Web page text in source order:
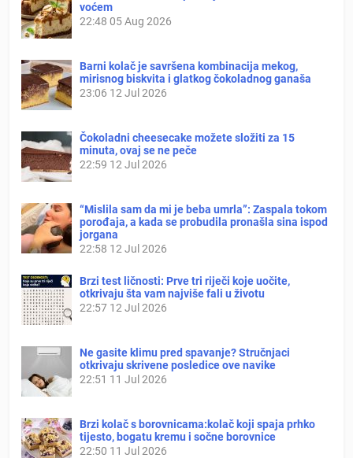
voćem
22:48 05 Aug 2026
Barni kolač je savršena kombinacija mekog,
mirisnog biskvita i glatkog čokoladnog ganaša
23:06 12 Jul 2026
Čokoladni cheesecake možete složiti za 15
minuta, ovaj se ne peče
22:59 12 Jul 2026
“Mislila sam da mi je beba umrla”: Zaspala tokom
porođaja, a kada se probudila pronašla sina ispod
jorgana
22:58 12 Jul 2026
Brzi test ličnosti: Prve tri riječi koje uočite,
otkrivaju šta vam najviše fali u životu
22:57 12 Jul 2026
Ne gasite klimu pred spavanje? Stručnjaci
otkrivaju skrivene posledice ove navike
22:51 11 Jul 2026
Brzi kolač s borovnicama:kolač koji spaja prhko
tijesto, bogatu kremu i sočne borovnice
22:50 11 Jul 2026